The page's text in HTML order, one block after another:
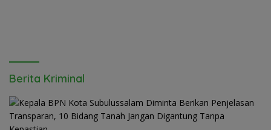
Berita Kriminal